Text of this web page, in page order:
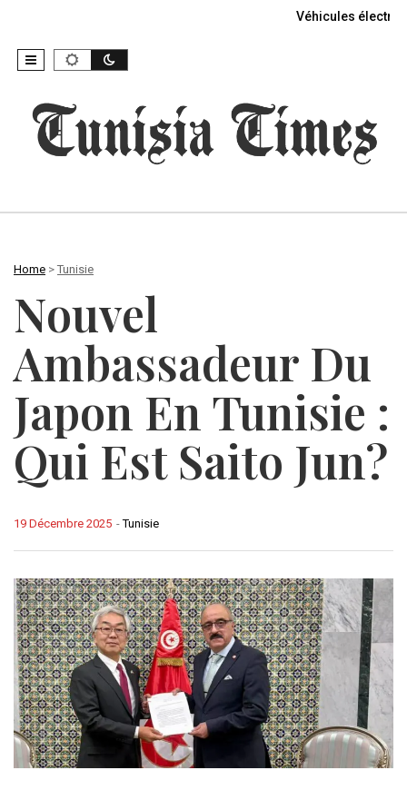
Véhicules
Home > Tunisie
Nouvel
Ambassadeur Du
Japon En Tunisie :
Qui Est Saito Jun?
-Tunisie
19 Décembre 2025